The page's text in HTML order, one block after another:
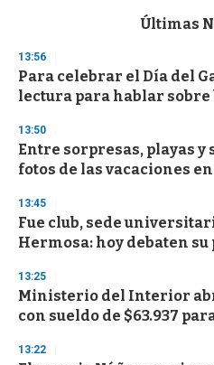
d
s
o
f
3
s
e
c
n
d
s
Últimas
13:56
Para celebrar el Día del
lectura para hablar
13:50
Entre sorpresas, playas y
fotos de las vacaciones
13:45
Fue club, sede
Hermosa: hoy debaten
13:25
Ministerio del Interior
con sueldo de $63.937
13:22